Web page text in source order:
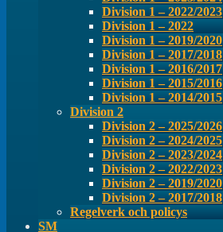
Division 1 – 2022/2023
Division 1 – 2022
Division 1 – 2019/2020
Division 1 – 2017/2018
Division 1 – 2016/2017
Division 1 – 2015/2016
Division 1 – 2014/2015
Division 2
Division 2 – 2025/2026
Division 2 – 2024/2025
Division 2 – 2023/2024
Division 2 – 2022/2023
Division 2 – 2019/2020
Division 2 – 2017/2018
Regelverk och policys
SM